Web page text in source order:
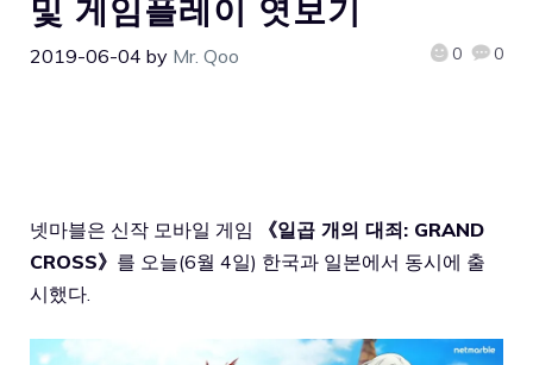
및 게임플레이 엿보기
2019-06-04 by Mr. Qoo 0 0
넷마블은 신작 모바일 게임
《일곱 개의 대죄: GRAND
CROSS》 를 오늘(6월 4일) 한국과 일본에서 동시에 출
시했다.